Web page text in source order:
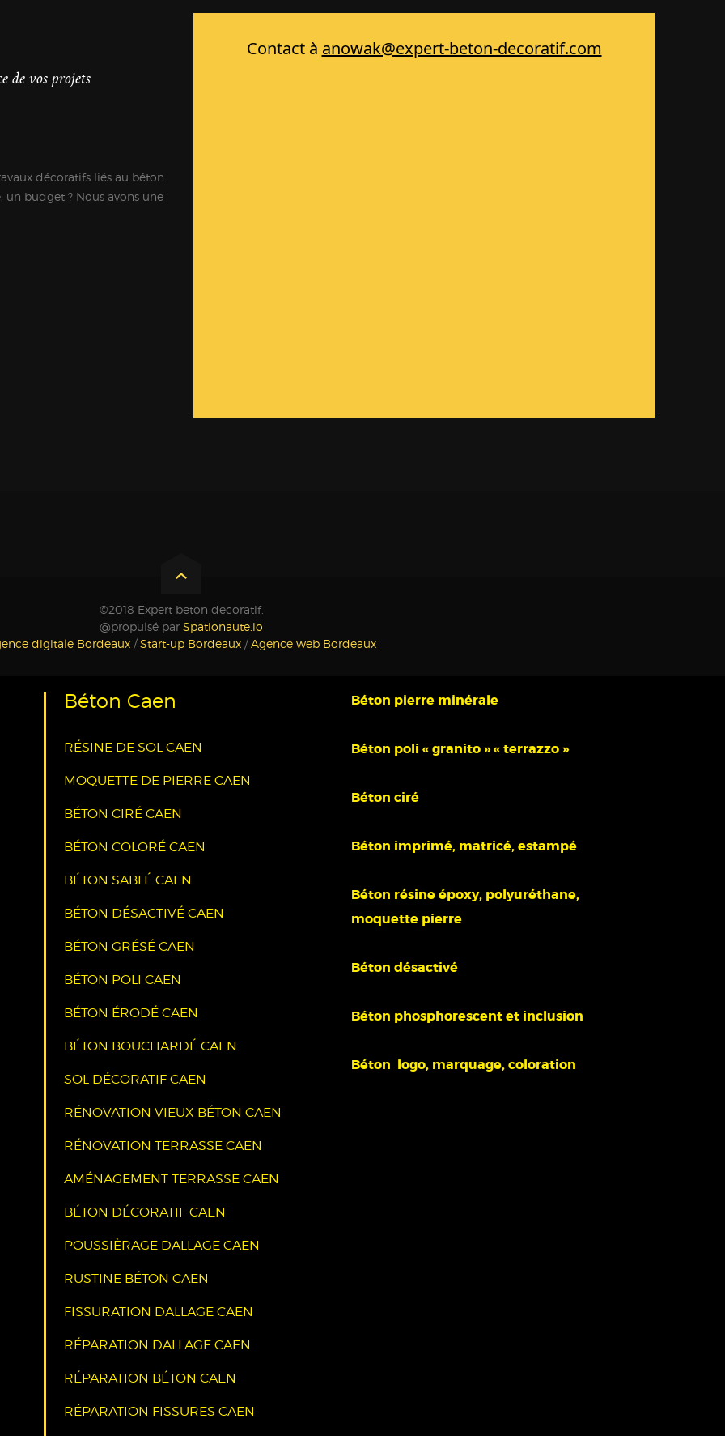
de vos projets
décoratifs liés au béton.
budget ? Nous avons une
©2018 Expert beton decoratif.
@propulsé par Spationaute.io
digitale Bordeaux /Start-up Bordeaux /Agence web Bordeaux
Béton Caen
RÉSINE DE SOL CAEN
MOQUETTE DE PIERRE CAEN
BÉTON CIRÉ CAEN
BÉTON COLORÉ CAEN
BÉTON SABLÉ CAEN
BÉTON DÉSACTIVÉ CAEN
BÉTON GRÉSÉ CAEN
BÉTON POLI CAEN
BÉTON ÉRODÉ CAEN
BÉTON BOUCHARDÉ CAEN
SOL DÉCORATIF CAEN
RÉNOVATION VIEUX BÉTON CAEN
RÉNOVATION TERRASSE CAEN
AMÉNAGEMENT TERRASSE CAEN
BÉTON DÉCORATIF CAEN
POUSSIÈRAGE DALLAGE CAEN
RUSTINE BÉTON CAEN
FISSURATION DALLAGE CAEN
RÉPARATION DALLAGE CAEN
RÉPARATION BÉTON CAEN
RÉPARATION FISSURES CAEN
Béton pierre minérale
Béton poli « granito » « terrazzo »
Béton ciré
Béton imprimé, matricé, estampé
Béton résine époxy, polyuréthane,
moquette pierre
Béton désactivé
Béton phosphorescent et inclusion
Béton logo, marquage, coloration